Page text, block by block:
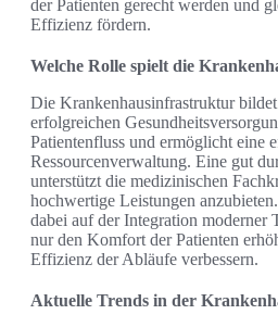
der Patienten gerecht werden und
Effizienz fördern.
Welche Rolle spielt die
Die Krankenhausinfrastruktur
erfolgreichen
Patientenfluss und ermöglicht eine
Ressourcenverwaltung. Eine gut
unterstützt die medizinischen
hochwertige Leistungen
dabei auf der Integration moderner
nur den Komfort der Patienten
Effizienz der Abläufe verbessern.
Aktuelle Trends in der